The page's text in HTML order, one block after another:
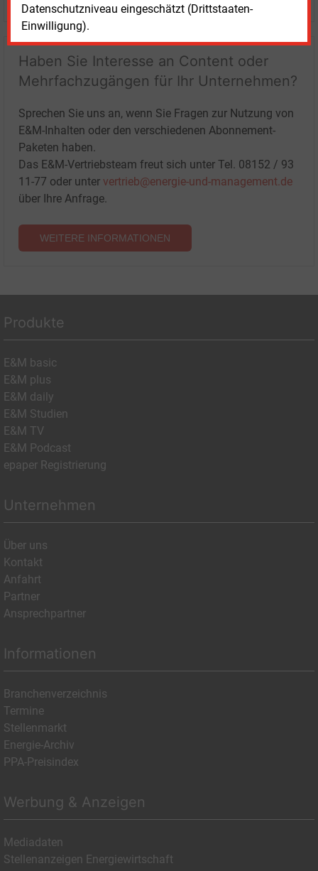
Datenschutzniveau eingeschätzt (Drittstaaten-
Einwilligung).
Haben Sie Interesse an Content oder
Mehrfachzugängen für Ihr Unternehmen?
Sprechen Sie uns an, wenn Sie Fragen zur Nutzung von
E&M-Inhalten oder den verschiedenen Abonnement-
Paketen haben.
Das E&M-Vertriebsteam freut sich unter Tel. 08152 / 93
11-77 oder unter vertrieb@energie-und-management.de
über Ihre Anfrage.
WEITERE INFORMATIONEN
Produkte
E&M basic
E&M plus
E&M daily
E&M Studien
E&M TV
E&M Podcast
epaper Registrierung
Unternehmen
Über uns
Kontakt
Anfahrt
Partner
Ansprechpartner
Informationen
Branchenverzeichnis
Termine
Stellenmarkt
Energie-Archiv
PPA-Preisindex
Werbung & Anzeigen
Mediadaten
Stellenanzeigen Energiewirtschaft